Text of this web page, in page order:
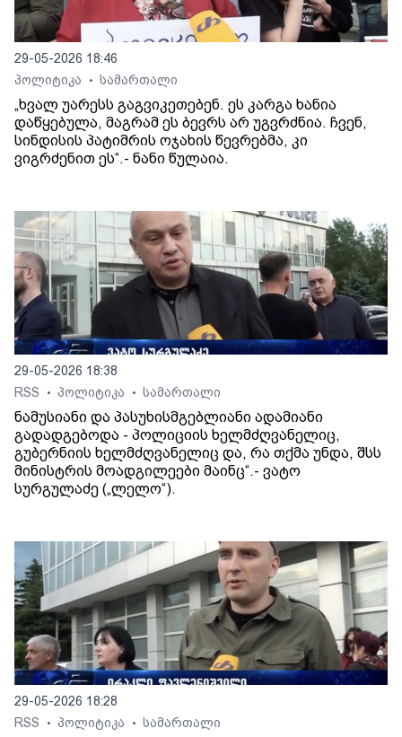
29-05-2026 18:46
პოლიტიკა
• სამართალი
„ხვალ უარესს გაგვიკეთებენ. ეს კარგა ხანია
დაწყებულა, მაგრამ ეს ბევრს არ უგვრძნია. ჩვენ,
სინდისის პატიმრის ოჯახის წევრებმა, კი
ვიგრძენით ეს“.- ნანი წულაია.
29-05-2026 18:38
RSS
• პოლიტიკა • სამართალი
ნამუსიანი და პასუხისმგებლიანი ადამიანი
გადადგებოდა - პოლიციის ხელმძღვანელიც,
გუბერნიის ხელმძღვანელიც და, რა თქმა უნდა, შსს
მინისტრის მოადგილეები მაინც“.- ვატო
სურგულაძე („ლელო“).
29-05-2026 18:28
RSS
• პოლიტიკა • სამართალი